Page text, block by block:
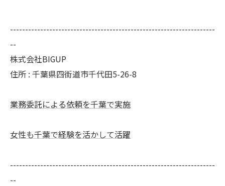
--------------------------------------------------------------------
--
株式会社BIGUP
住所 : 千葉県四街道市千代田5-26-8
業務委託による依頼を千葉で実施
女性も千葉で経験を活かして活躍
--------------------------------------------------------------------
--